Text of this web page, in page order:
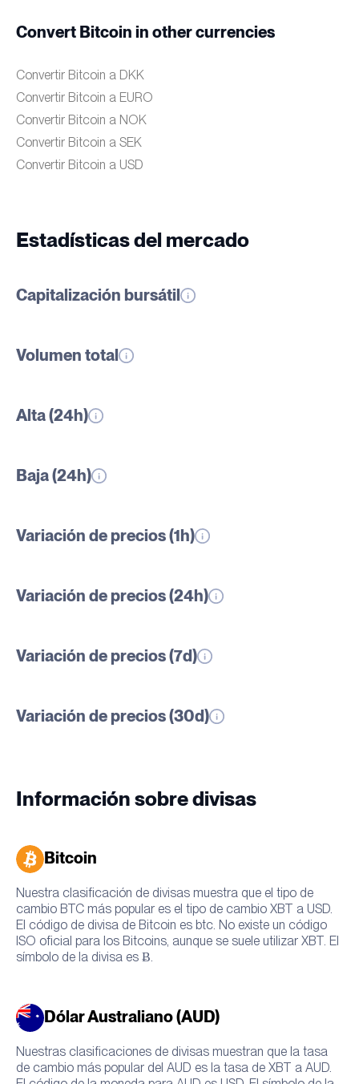
Convert Bitcoin in other currencies
Convertir Bitcoin a DKK
Convertir Bitcoin a EURO
Convertir Bitcoin a NOK
Convertir Bitcoin a SEK
Convertir Bitcoin a USD
Estadísticas del mercado
Capitalización bursátil
Volumen total
Alta (24h)
Baja (24h)
Variación de precios (1h)
Variación de precios (24h)
Variación de precios (7d)
Variación de precios (30d)
Información sobre divisas
Bitcoin
Nuestra clasificación de divisas muestra que el tipo de
cambio BTC más popular es el tipo de cambio XBT a USD.
El código de divisa de Bitcoin es btc. No existe un código
ISO oficial para los Bitcoins, aunque se suele utilizar XBT. El
símbolo de la divisa es Ƀ.
Dólar Australiano (AUD)
Nuestras clasificaciones de divisas muestran que la tasa
de cambio más popular del AUD es la tasa de XBT a AUD.